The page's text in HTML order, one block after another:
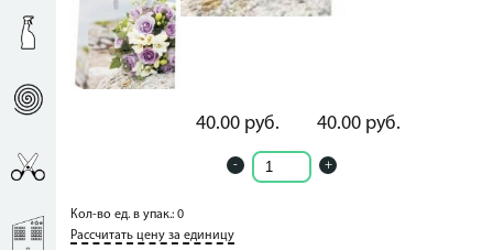
40.00 руб. 40.00 руб.
- +
Кол-во ед. в упак.: 0
Рассчитать цену за единицу